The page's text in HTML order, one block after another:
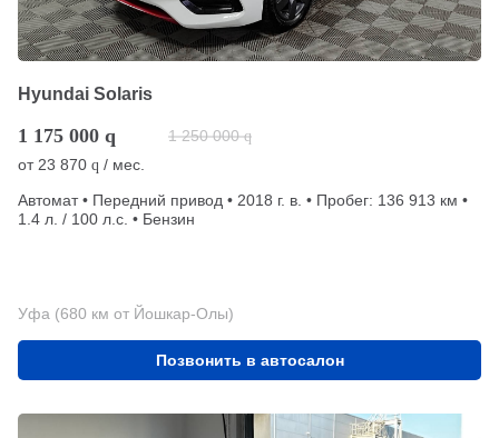
Hyundai Solaris
1 175 000 q 1 250 000 q
от 23 870 q / мес.
Автомат • Передний привод • 2018 г. в. • Пробег: 136 913 км •
1.4 л. / 100 л.с. • Бензин
Уфа (680 км от Йошкар-Олы)
Позвонить в автосалон